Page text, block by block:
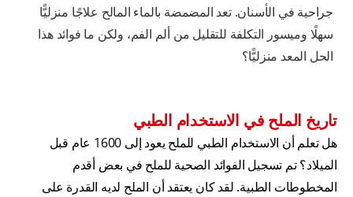
جراحية في الأسنان. تعد المضمضة بالماء المالح علاجًا منزليًّا
سهلًا وميسور التكلفة للتقليل من ألم الفم، ولكن ما فوائد هذا
الحل المعد منزليًّا؟
تاريخ الملح في الاستخدام الطبي
هل تعلم أن الاستخدام الطبي للملح يعود إلى 1600 عام قبل
الميلاد؟ تم تسجيل الفوائد الصحية للملح في بعض أقدم
المخطوطات الطبية. لقد كان يعتقد أن الملح لديه القدرة على